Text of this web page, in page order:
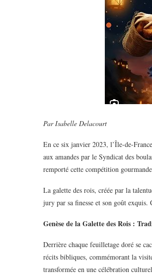
Par Isabelle Delacourt
En ce six janvier 2023, l’Île-de-
aux amandes par le Syndicat des
remporté cette compétition
La galette des rois, créée par la
jury par sa finesse et son goût exquis.
Genèse de la Galette des Rois :
Derrière chaque feuilletage doré se
récits bibliques, commémorant la
transformée en une célébration